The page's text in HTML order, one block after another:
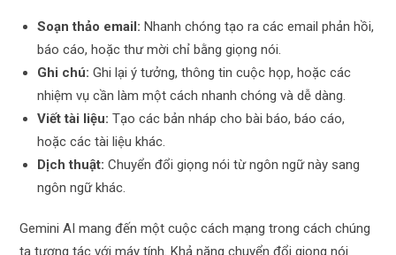
Soạn thảo email: Nhanh chóng tạo ra các email phản hồi,
báo cáo, hoặc thư mời chỉ bằng giọng nói.
Ghi chú: Ghi lại ý tưởng, thông tin cuộc họp, hoặc các
nhiệm vụ cần làm một cách nhanh chóng và dễ dàng.
Viết tài liệu: Tạo các bản nháp cho bài báo, báo cáo,
hoặc các tài liệu khác.
Dịch thuật: Chuyển đổi giọng nói từ ngôn ngữ này sang
ngôn ngữ khác.
Gemini AI mang đến một cuộc cách mạng trong cách chúng
ta tương tác với máy tính. Khả năng chuyển đổi giọng nói